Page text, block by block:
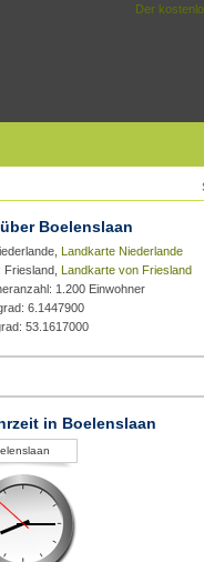
Der
Boelenslaan
Landkarte Niederlande
Friesland, Landkarte von Friesland
1.200 Einwohner
6.1447900
53.1617000
in Boelenslaan